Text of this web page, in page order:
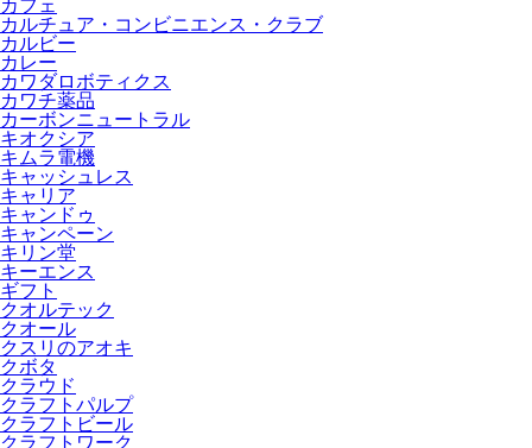
カフェ
カルチュア・コンビニエンス・クラブ
カルビー
カレー
カワダロボティクス
カワチ薬品
カーボンニュートラル
キオクシア
キムラ電機
キャッシュレス
キャリア
キャンドゥ
キャンペーン
キリン堂
キーエンス
ギフト
クオルテック
クオール
クスリのアオキ
クボタ
クラウド
クラフトパルプ
クラフトビール
クラフトワーク